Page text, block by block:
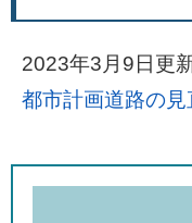
2023年3月9日更
都市計画道路の見